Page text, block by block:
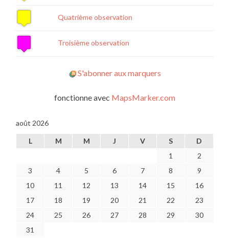
Quatrième observation
Troisième observation
S'abonner aux marquers
fonctionne avec MapsMarker.com
août 2026
L M M J V S
D
1
2
3
4 5 6 7 8
9
10
11 12 13 14 15
16
17
18 19 20 21 22
23
24
25 26 27 28 29
30
31